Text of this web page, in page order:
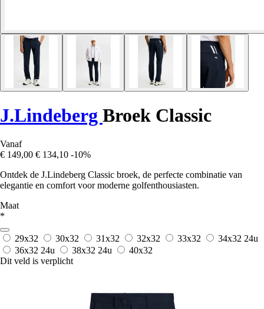
J.Lindeberg Broek Classic
Vanaf
€ 149,00 € 134,10 -10%
Ontdek de J.Lindeberg Classic broek, de perfecte combinatie van
elegantie en comfort voor moderne golfenthousiasten.
Maat
*
29x32 30x32 31x32 32x32 33x32 34x32 24u
36x32 24u 38x32 24u
40x32
Dit veld is verplicht